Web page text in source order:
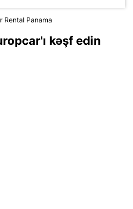
Rental Panama
kəşf edin